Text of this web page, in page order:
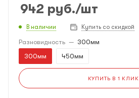
942 руб./шт
В наличии Купить со скидкой
Разновидность — 300мм
300мм
450мм
КУПИТЬ В 1 КЛИК